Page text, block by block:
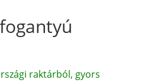
raktárból, gyors